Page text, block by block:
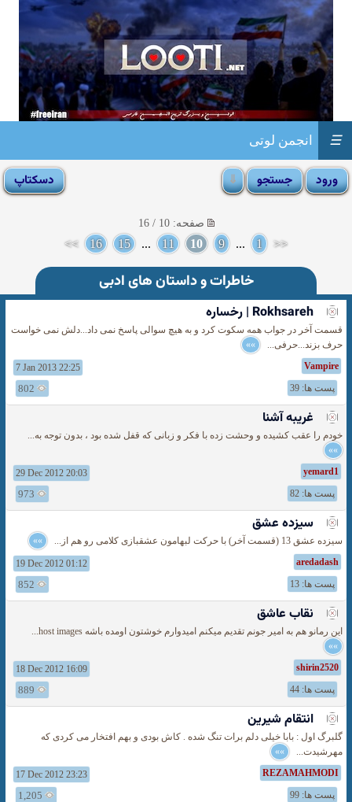
انجمن لوتی ☰
صفحه: 10 / 16
<<
1
...
9
10
11
...
15
16
>>
خاطرات و داستان های ادبی
Rokhsareh | رخساره
قسمت آخر در جواب همه سکوت کرد و به هیچ سوالی پاسخ نمی داد...دلش نمی خواست
حرف بزند...حرفی... »»
Vampire
7 Jan 2013 22:25
پست ها: 39
802
غریبه آشنا
خودم را عقب کشیده و وحشت زده با فکر و زبانی که قفل شده بود ، بدون توجه به...
»»
yemard1
29 Dec 2012 20:03
پست ها: 82
973
سیزده عشق
سیزده عشق 13 (قسمت آخر) با حرکت لبهامون عشقبازی کلامی رو هم از...
»»
aredadash
19 Dec 2012 01:12
پست ها: 13
852
نقاب عاشق
اين رمانو هم به امير جونم تقديم ميكنم اميدوارم خوشتون اومده باشه host images...
»»
shirin2520
18 Dec 2012 16:09
پست ها: 44
889
انتقام شیرین
گلبرگ اول : بابا خیلی دلم برات تنگ شده . کاش بودی و بهم افتخار می کردی که
مهرشیدت... »»
REZAMAHMODI
17 Dec 2012 23:23
پست ها: 99
1,205